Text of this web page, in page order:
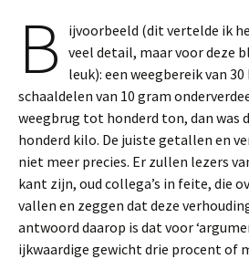
B
ijvoorbeeld (dit vertelde ik
veel detail, maar voor deze
leuk): een weegbereik van
schaaldelen van 10 gram
weegbrug tot honderd ton, dan was
honderd kilo. De juiste getallen en
niet meer precies. Er zullen lezers
kant zijn, oud collega’s in feite, die
vallen en zeggen dat deze
antwoord daarop is dat voor
ijkwaardige gewicht drie procent of